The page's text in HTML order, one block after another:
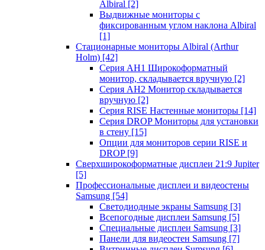
Albiral [2]
Выдвижные мониторы с
фиксированным углом наклона Albiral
[1]
Стационарные мониторы Albiral (Arthur
Holm) [42]
Серия AH1 Широкоформатный
монитор, складывается вручную [2]
Серия AH2 Монитор складывается
вручную [2]
Серия RISE Настенные мониторы [14]
Серия DROP Мониторы для установки
в стену [15]
Опции для мониторов серии RISE и
DROP [9]
Сверхширокоформатные дисплеи 21:9 Jupiter
[5]
Профессиональные дисплеи и видеостены
Samsung [54]
Светодиодные экраны Samsung [3]
Всепогодные дисплеи Samsung [5]
Специальные дисплеи Samsung [3]
Панели для видеостен Samsung [7]